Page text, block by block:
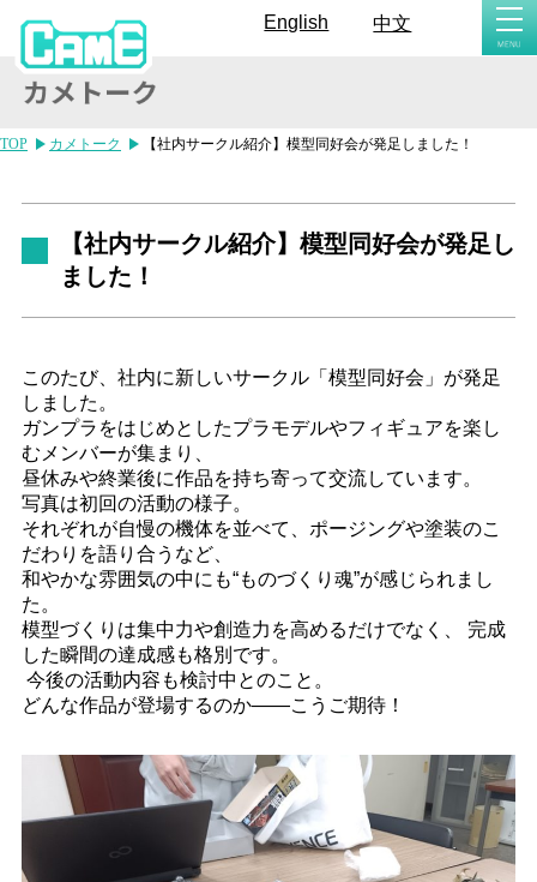
中文
English
TOP カメトーク 【社内サークル紹介】模型同好会が発足しました！
【社内サークル紹介】模型同好会が発足し
ました！
このたび、社内に新しいサークル「模型同好会」が発足
しました。
ガンプラをはじめとしたプラモデルやフィギュアを楽し
むメンバーが集まり、
昼休みや終業後に作品を持ち寄って交流しています。
写真は初回の活動の様子。
それぞれが自慢の機体を並べて、ポージングや塗装のこ
だわりを語り合うなど、
和やかな雰囲気の中にも“ものづくり魂”が感じられまし
た。
模型づくりは集中力や創造力を高めるだけでなく、 完成
した瞬間の達成感も格別です。
今後の活動内容も検討中とのこと。
どんな作品が登場するのか――こうご期待！